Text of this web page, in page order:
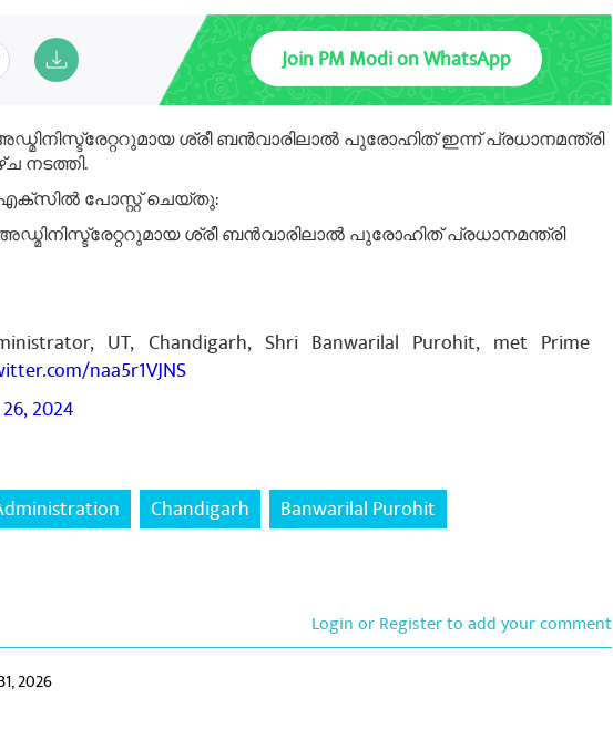
Join PM Modi on WhatsApp
ശ്രീ ബൻവാരിലാൽ പുരോഹിത് ഇന്ന് പ്രധാനമന്ത്രി
നടത്തി.
എക്സിൽ പോസ്റ്റ് ചെയ്തു:
ശ്രീ ബൻവാരിലാൽ പുരോഹിത് പ്രധാനമന്ത്രി
UT, Chandigarh, Shri Banwarilal Purohit, met Prime
naa5r1VJNS
2024
Chandigarh
Banwarilal Purohit
Login or Register to add your comment
2026